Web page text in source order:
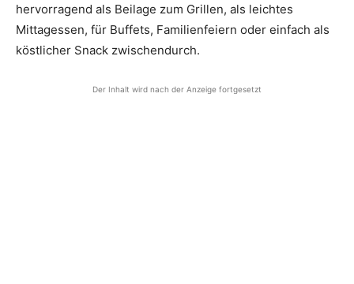
hervorragend als Beilage zum Grillen, als leichtes
Mittagessen, für Buffets, Familienfeiern oder einfach als
köstlicher Snack zwischendurch.
Der Inhalt wird nach der Anzeige fortgesetzt